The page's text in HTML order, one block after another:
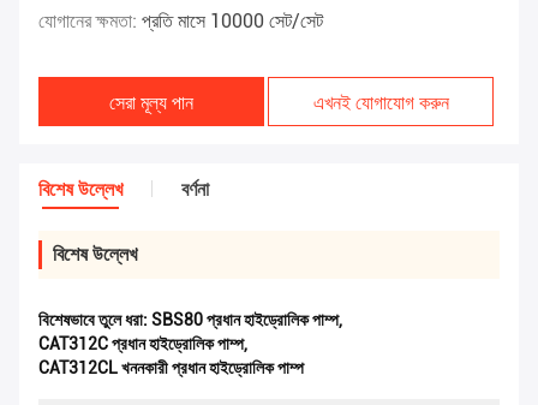
যোগানের ক্ষমতা: প্রতি মাসে 10000 সেট/সেট
সেরা মূল্য পান এখনই যোগাযোগ করুন
বিশেষ উল্লেখ বর্ণনা
বিশেষ উল্লেখ
বিশেষভাবে তুলে ধরা: SBS80 প্রধান হাইড্রোলিক পাম্প,
CAT312C প্রধান হাইড্রোলিক পাম্প,
CAT312CL খননকারী প্রধান হাইড্রোলিক পাম্প